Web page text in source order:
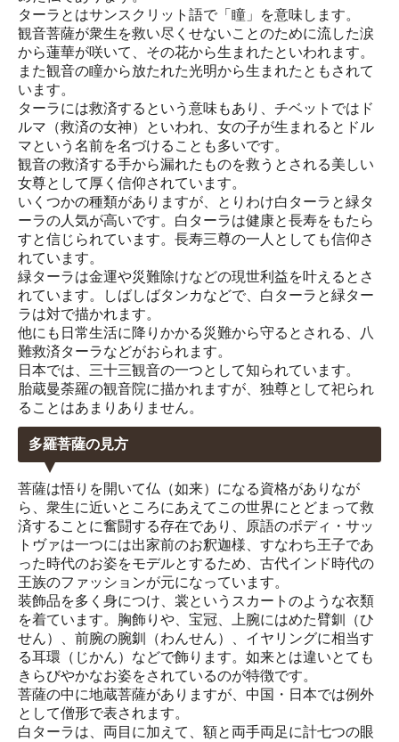
ターラとはサンスクリット語で「瞳」を意味します。
観音菩薩が衆生を救い尽くせないことのために流した涙
から蓮華が咲いて、その花から生まれたといわれます。
また観音の瞳から放たれた光明から生まれたともされて
います。
ターラには救済するという意味もあり、チベットではド
ルマ（救済の女神）といわれ、女の子が生まれるとドル
マという名前を名づけることも多いです。
観音の救済する手から漏れたものを救うとされる美しい
女尊として厚く信仰されています。
いくつかの種類がありますが、とりわけ白ターラと緑タ
ーラの人気が高いです。白ターラは健康と長寿をもたら
すと信じられています。長寿三尊の一人としても信仰さ
れています。
緑ターラは金運や災難除けなどの現世利益を叶えるとさ
れています。しばしばタンカなどで、白ターラと緑ター
ラは対で描かれます。
他にも日常生活に降りかかる災難から守るとされる、八
難救済ターラなどがおられます。
日本では、三十三観音の一つとして知られています。
胎蔵曼荼羅の観音院に描かれますが、独尊として祀られ
ることはあまりありません。
多羅菩薩の見方
菩薩は悟りを開いて仏（如来）になる資格がありなが
ら、衆生に近いところにあえてこの世界にとどまって救
済することに奮闘する存在であり、原語のボディ・サッ
トヴァは一つには出家前のお釈迦様、すなわち王子であ
った時代のお姿をモデルとするため、古代インド時代の
王族のファッションが元になっています。
装飾品を多く身につけ、裳というスカートのような衣類
を着ています。胸飾りや、宝冠、上腕にはめた臂釧（ひ
せん）、前腕の腕釧（わんせん）、イヤリングに相当す
る耳環（じかん）などで飾ります。如来とは違いとても
きらびやかなお姿をされているのが特徴です。
菩薩の中に地蔵菩薩がありますが、中国・日本では例外
として僧形で表されます。
白ターラは、両目に加えて、額と両手両足に計七つの眼